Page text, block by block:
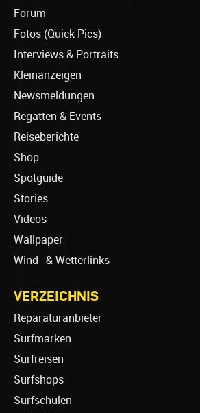
Forum
Fotos (Quick Pics)
Interviews & Portraits
Kleinanzeigen
Newsmeldungen
Regatten & Events
Reiseberichte
Shop
Spotguide
Stories
Videos
Wallpaper
Wind- & Wetterlinks
VERZEICHNIS
Reparaturanbieter
Surfmarken
Surfreisen
Surfshops
Surfschulen